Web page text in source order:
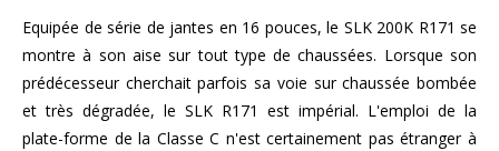
Equipée de série de jantes en 16 pouces, le SLK 200K R171 se
montre à son aise sur tout type de chaussées. Lorsque son
prédécesseur cherchait parfois sa voie sur chaussée bombée
et très dégradée, le SLK R171 est impérial. L'emploi de la
plate-forme de la Classe C n'est certainement pas étranger à